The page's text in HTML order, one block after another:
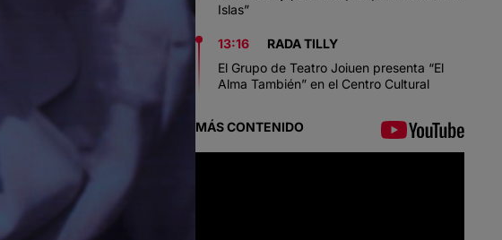
Islas”
13:16
RADA TILLY
El Grupo de Teatro Joiuen presenta “El
Alma También” en el Centro Cultural
MÁS CONTENIDO